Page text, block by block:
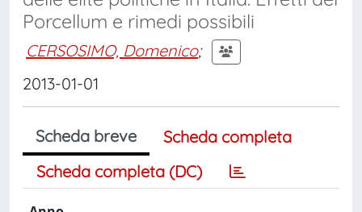
Porcellum e rimedi possibili
CERSOSIMO, Domenico;
2013-01-01
Scheda breve
Scheda completa
Scheda completa (DC)